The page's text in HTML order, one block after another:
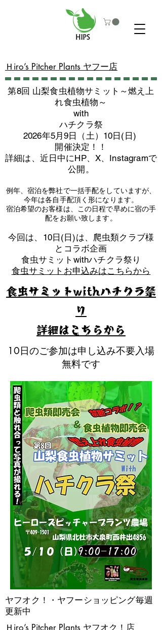
​Ｈiro’s Pitcher Plants ヤフー店
​Ｈiro’s Pitcher Plants ヤフオク！店
ヤフオク！・ヤフーショッピング毎週
更新中
第8回 山梨食虫植物サミット～燃え上
れ食虫植物～
with
​ハチクラ祭
2026年5月9日（土）10日(日)
​開催決定！！
詳細は、近日中にHP、X、Instagramで
公開。
例年、宿泊を弊社で一括手配をしていますが、
今年は各自手配頂く形になります。
​宿泊希望のお客様は、この日程で早めに宿の手
配をお願い致します。
​今回は、10日(日)は、爬虫類クラブ様
とコラボ企画
​食虫サミットwithハチクラ祭り
食虫サミットお申込みはこちらから
10日のご参加は申し込み不要入場
無料です
食虫サミットwithハチクラ祭
り
​詳細はこちらから